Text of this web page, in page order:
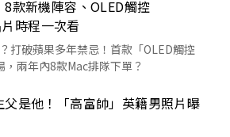
8款新機陣容、OLED觸控
時程一次看
打破蘋果多年禁忌！首款「OLED觸控
兩年內8款Mac排隊下單？
是他！「高富帥」英籍男照片曝